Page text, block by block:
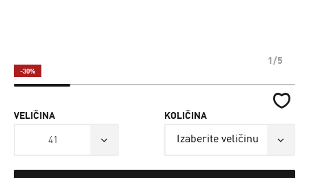
1/5
-30%
VELIČINA
41
KOLIČINA